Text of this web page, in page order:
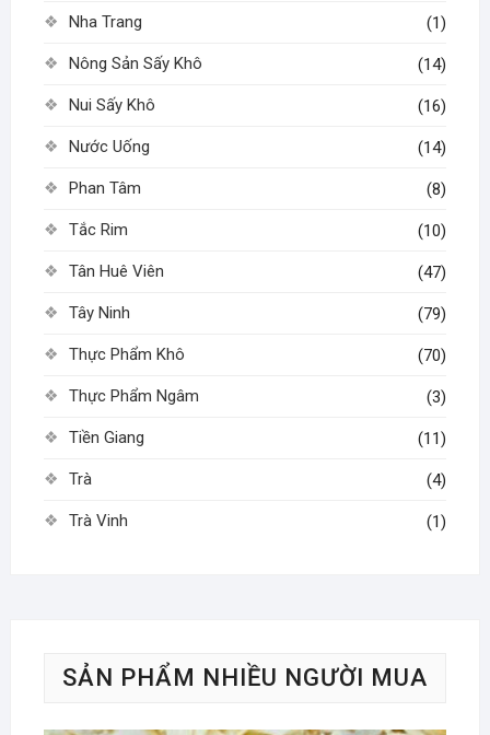
Nha Trang (1)
Nông Sản Sấy Khô (14)
Nui Sấy Khô (16)
Nước Uống (14)
Phan Tâm (8)
Tắc Rim (10)
Tân Huê Viên (47)
Tây Ninh (79)
Thực Phẩm Khô (70)
Thực Phẩm Ngâm (3)
Tiền Giang (11)
Trà (4)
Trà Vinh (1)
SẢN PHẨM NHIỀU NGƯỜI MUA